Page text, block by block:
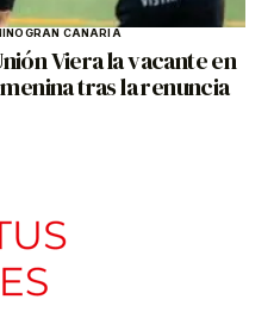
GRAN CANARIA
Viera la vacante en
tras la renuncia